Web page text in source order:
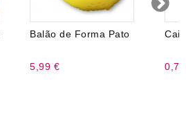
Balão de Forma Pato
5,99 €